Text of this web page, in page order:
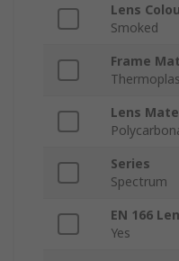
Lens
Smoked
Frame
Lens
Series
Spectrum
EN 166
Yes